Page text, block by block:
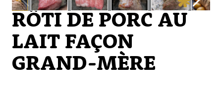
RÔTI DE PORC AU
LAIT FAÇON
GRAND-MÈRE